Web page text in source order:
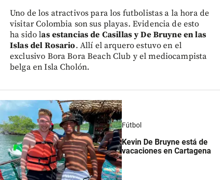
Uno de los atractivos para los futbolistas a la hora de
visitar Colombia son sus playas. Evidencia de esto
ha sido las estancias de Casillas y De Bruyne en las
Islas del Rosario. Allí el arquero estuvo en el
exclusivo Bora Bora Beach Club y el mediocampista
belga en Isla Cholón.
Fútbol
Kevin De Bruyne está de
vacaciones en Cartagena